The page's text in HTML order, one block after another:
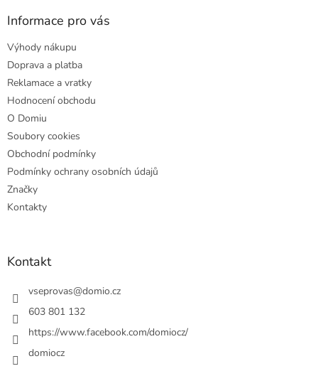
Informace pro vás
Výhody nákupu
Doprava a platba
Reklamace a vratky
Hodnocení obchodu
O Domiu
Soubory cookies
Obchodní podmínky
Podmínky ochrany osobních údajů
Značky
Kontakty
Kontakt
vseprovas@domio.cz
603 801 132
https://www.facebook.com/domiocz/
domiocz